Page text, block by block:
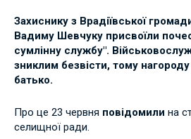
Захиснику з Врадіївської
Вадиму Шевчуку присвоїли
сумлінну службу".
зниклим безвісти, тому
батько.
Про це 23 червня повідомили на
селищної ради.